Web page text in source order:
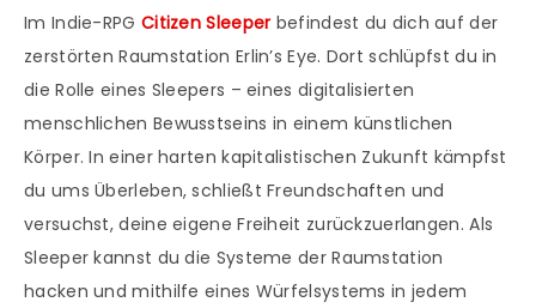
Im Indie-RPG Citizen Sleeperbefindest du dich auf der
zerstörten Raumstation Erlin’s Eye. Dort schlüpfst du in
die Rolle eines Sleepers – eines digitalisierten
menschlichen Bewusstseins in einem künstlichen
Körper. In einer harten kapitalistischen Zukunft kämpfst
du ums Überleben, schließt Freundschaften und
versuchst, deine eigene Freiheit zurückzuerlangen. Als
Sleeper kannst du die Systeme der Raumstation
hacken und mithilfe eines Würfelsystems in jedem